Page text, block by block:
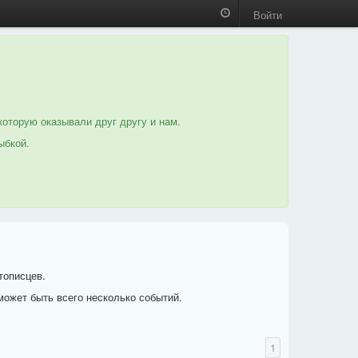
Войти
оказывали друг другу и нам.
быть всего несколько событий.
1